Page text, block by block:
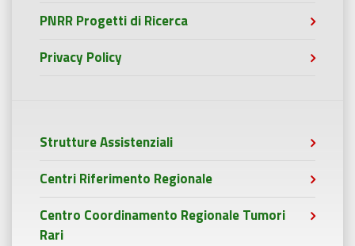
PNRR Progetti di Ricerca
Privacy Policy
Strutture Assistenziali
Centri Riferimento Regionale
Centro Coordinamento Regionale Tumori
Rari